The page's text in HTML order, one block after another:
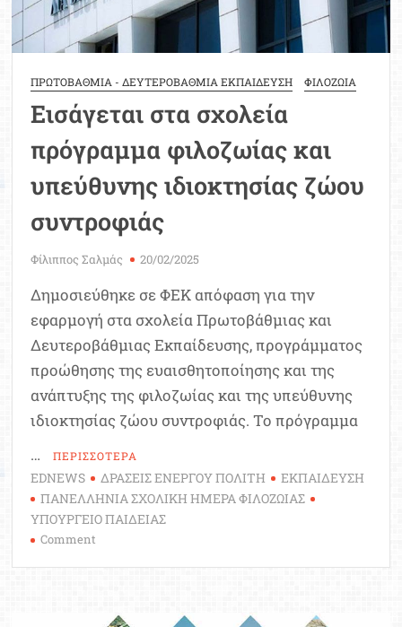
ΠΡΩΤΟΒΑΘΜΙΑ - ΔΕΥΤΕΡΟΒΑΘΜΙΑ ΕΚΠΑΙΔΕΥΣΗ ΦΙΛΟΖΩΙΑ
Εισάγεται στα σχολεία
πρόγραμμα φιλοζωίας και
υπεύθυνης ιδιοκτησίας ζώου
συντροφιάς
Φίλιππος Σαλμάς 20/02/2025
Δημοσιεύθηκε σε ΦΕΚ απόφαση για την
εφαρμογή στα σχολεία Πρωτοβάθμιας και
Δευτεροβάθμιας Εκπαίδευσης, προγράμματος
προώθησης της ευαισθητοποίησης και της
ανάπτυξης της φιλοζωίας και της υπεύθυνης
ιδιοκτησίας ζώου συντροφιάς. Το πρόγραμμα
…
ΠΕΡΙΣΣΟΤΕΡΑ
EDNEWS ΔΡΑΣΕΙΣ ΕΝΕΡΓΟΥ ΠΟΛΙΤΗ
ΕΚΠΑΙΔΕΥΣΗ
ΠΑΝΕΛΛΗΝΙΑ ΣΧΟΛΙΚΗ ΗΜΕΡΑ ΦΙΛΟΖΩΙΑΣ
ΥΠΟΥΡΓΕΙΟ ΠΑΙΔΕΙΑΣ
Comment
πρόγραμμα